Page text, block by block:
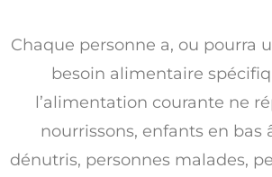
Chaque personne a, ou pourra
besoin alimentaire
l’alimentation courante ne
nourrissons, enfants en bas
dénutris, personnes malades,